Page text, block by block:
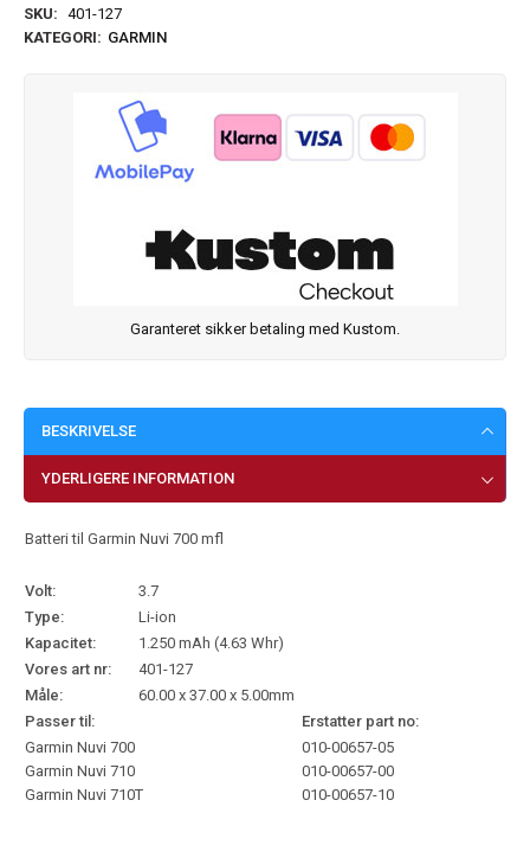
SKU: 401-127
KATEGORI: GARMIN
Garanteret sikker betaling med Kustom.
BESKRIVELSE
YDERLIGERE INFORMATION
Batteri til Garmin Nuvi 700 mfl
Volt:
3.7
Type:
Li-ion
Kapacitet:
1.250 mAh (4.63 Whr)
Vores art nr:
401-127
Måle:
60.00 x 37.00 x 5.00mm
Passer til:
Erstatter part no:
Garmin Nuvi 700
Garmin Nuvi 710
Garmin Nuvi 710T
010-00657-05
010-00657-00
010-00657-10